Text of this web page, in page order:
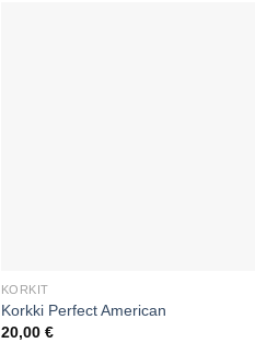
KORKIT
Korkki Perfect American
20,00 €